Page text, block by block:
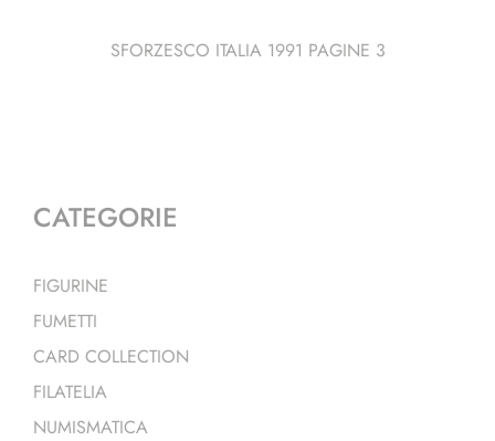
SFORZESCO ITALIA 1991 PAGINE 3
CATEGORIE
FIGURINE
FUMETTI
CARD COLLECTION
FILATELIA
NUMISMATICA